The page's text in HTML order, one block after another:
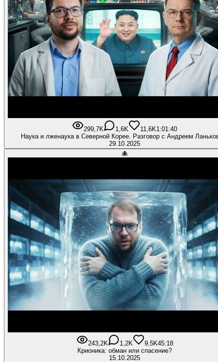
299,7K 1,6K 11,6K1:01:40
Наука и лженаука в Северной Корее. Разговор с Андреем
29.10.2025
🐙
243,2K 1,2K 9,5K45:18
Крионика: обман или спасение?
15.10.2025